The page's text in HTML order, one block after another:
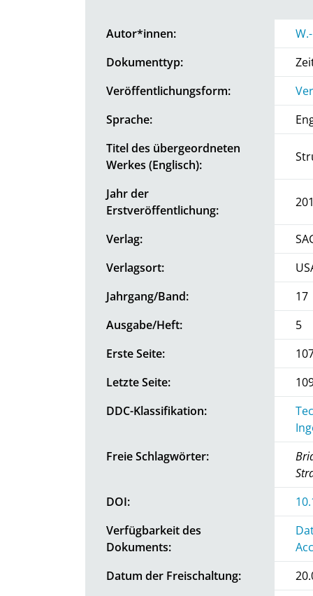
Autor*innen:
Dokumenttyp:
Veröffentlichungsform:
Sprache:
Titel des übergeordneten
Werkes (Englisch):
Jahr der
Erstveröffentlichung:
Verlag:
Verlagsort:
Jahrgang/Band:
17
Ausgabe/Heft:
5
Erste Seite:
Letzte Seite:
DDC-Klassifikation:
Freie Schlagwörter:
DOI:
Verfügbarkeit des
Dokuments:
Datum der Freischaltung: